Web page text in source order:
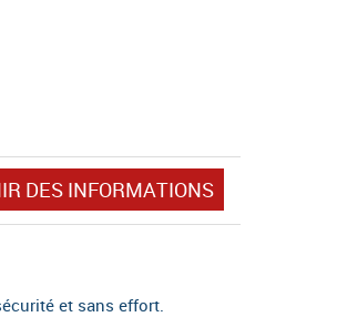
DES INFORMATIONS
et sans effort.